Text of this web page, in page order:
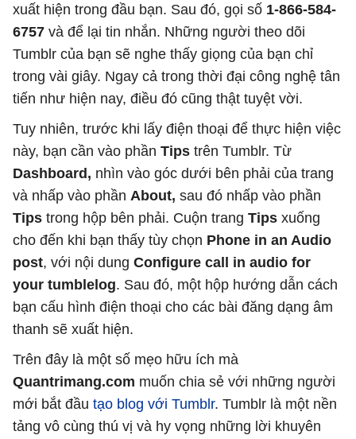
xuất hiện trong đầu bạn. Sau đó, gọi số 1-866-584-
6757 và để lại tin nhắn. Những người theo dõi
Tumblr của bạn sẽ nghe thấy giọng của bạn chỉ
trong vài giây. Ngay cả trong thời đại công nghệ tân
tiến như hiện nay, điều đó cũng thật tuyệt vời.
Tuy nhiên, trước khi lấy điện thoại để thực hiện việc
này, bạn cần vào phần Tips trên Tumblr. Từ
Dashboard, nhìn vào góc dưới bên phải của trang
và nhấp vào phần About, sau đó nhấp vào phần
Tips trong hộp bên phải. Cuộn trang Tips xuống
cho đến khi bạn thấy tùy chọn Phone in an Audio
post, với nội dung Configure call in audio for
your tumblelog. Sau đó, một hộp hướng dẫn cách
bạn cấu hình điện thoại cho các bài đăng dạng âm
thanh sẽ xuất hiện.
Trên đây là một số mẹo hữu ích mà
Quantrimang.com muốn chia sẻ với những người
mới bắt đầu tạo blog với Tumblr. Tumblr là một nền
tảng vô cùng thú vị và hy vọng những lời khuyên